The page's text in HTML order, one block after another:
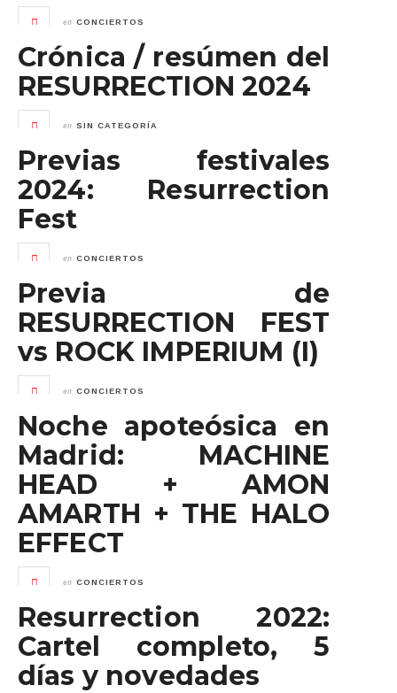
en CONCIERTOS
Crónica / resúmen del
RESURRECTION 2024
en SIN CATEGORÍA
Previas festivales
2024: Resurrection
Fest
en CONCIERTOS
Previa de
RESURRECTION FEST
vs ROCK IMPERIUM (I)
en CONCIERTOS
Noche apoteósica en
Madrid: MACHINE
HEAD + AMON
AMARTH + THE HALO
EFFECT
en CONCIERTOS
Resurrection 2022:
Cartel completo, 5
días y novedades